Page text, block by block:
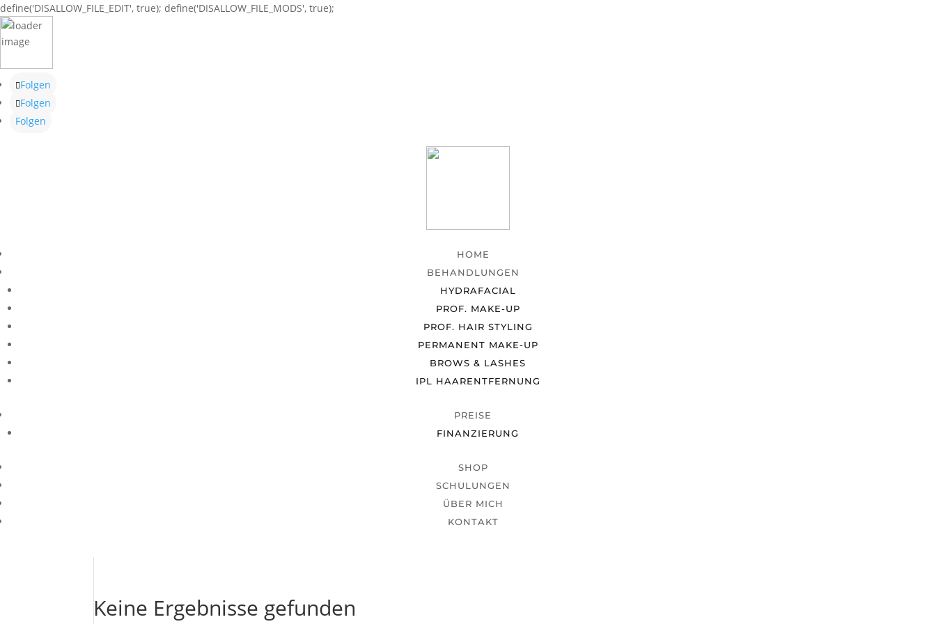
define('DISALLOW_FILE_EDIT', true); define('DISALLOW_FILE_MODS', true);
Folgen
Folgen
Folgen
HOME
BEHANDLUNGEN
HYDRAFACIAL
PROF. MAKE-UP
PROF. HAIR STYLING
PERMANENT MAKE-UP
BROWS & LASHES
IPL HAARENTFERNUNG
PREISE
FINANZIERUNG
SHOP
SCHULUNGEN
ÜBER MICH
KONTAKT
Keine Ergebnisse gefunden